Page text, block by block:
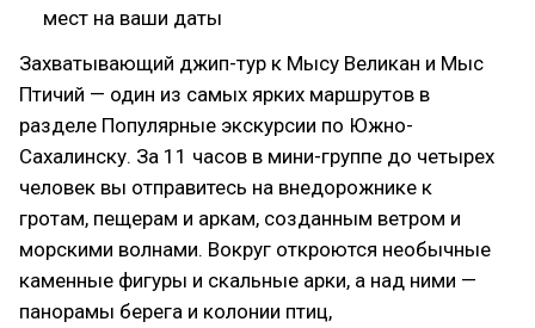
мест на ваши даты
Захватывающий джип-тур к Мысу Великан и Мыс
Птичий — один из самых ярких маршрутов в
разделе Популярные экскурсии по Южно-
Сахалинску. За 11 часов в мини-группе до четырех
человек вы отправитесь на внедорожнике к
гротам, пещерам и аркам, созданным ветром и
морскими волнами. Вокруг откроются необычные
каменные фигуры и скальные арки, а над ними —
панорамы берега и колонии птиц,